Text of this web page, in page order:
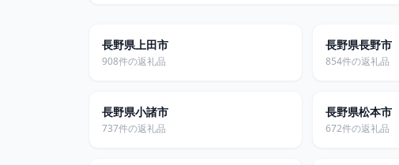
長野県上田市
908件の返礼品
長野県長野市
854件の返礼品
長野県小諸市
737件の返礼品
長野県松本市
672件の返礼品